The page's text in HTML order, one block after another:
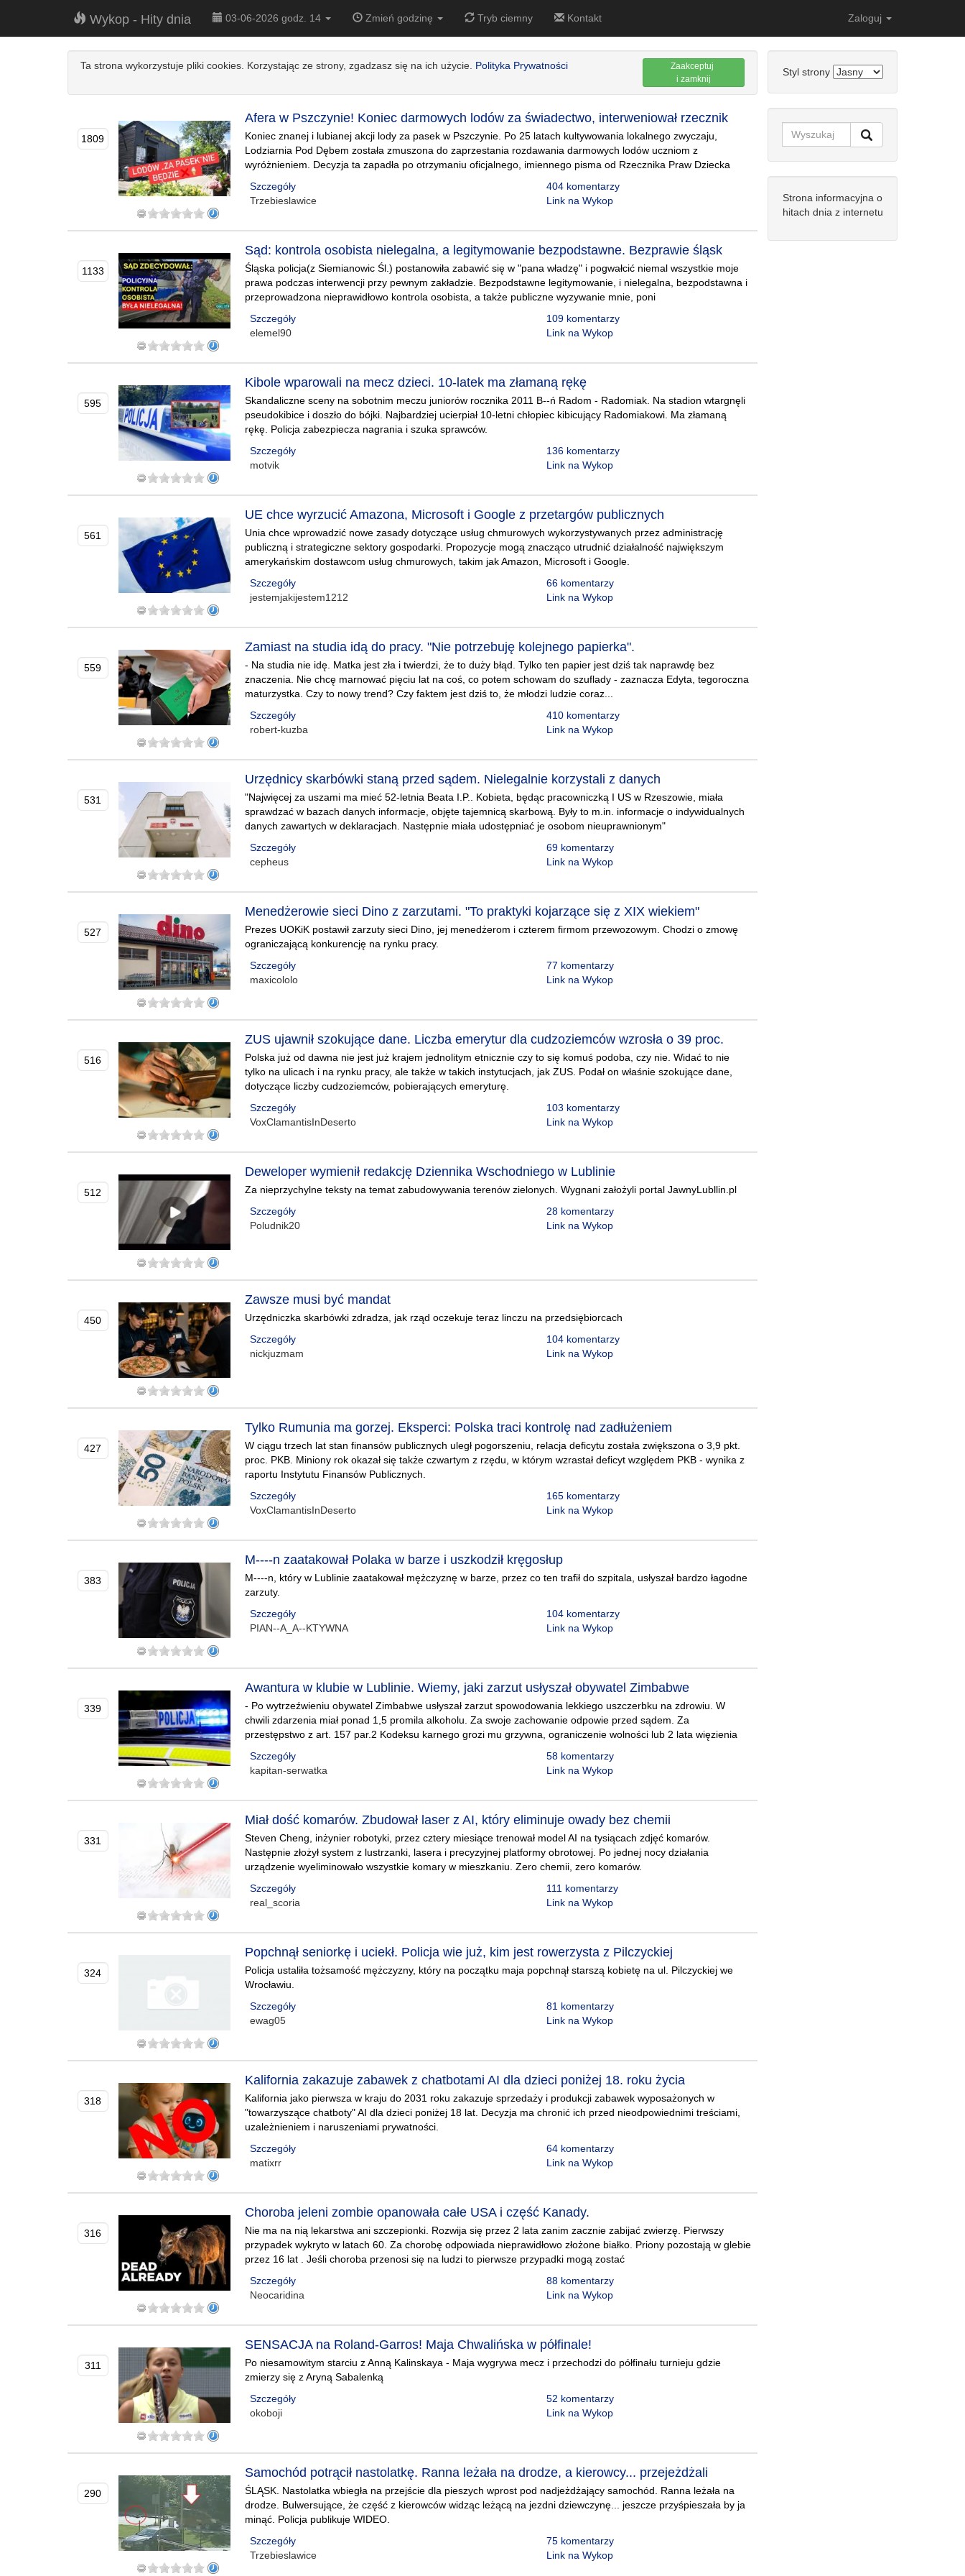
Wykop - Hity dnia 03-06-2026 godz. 14 Zmień godzinę Tryb ciemny Kontakt Zaloguj
Ta strona wykorzystuje pliki cookies. Korzystając ze strony, zgadzasz się na ich użycie. Polityka Prywatności
Zaakceptuj
i zamknij
1809
Afera w Pszczynie! Koniec darmowych lodów za świadectwo, interweniował rzecznik
Koniec znanej i lubianej akcji lody za pasek w Pszczynie. Po 25 latach kultywowania lokalnego zwyczaju,
Lodziarnia Pod Dębem została zmuszona do zaprzestania rozdawania darmowych lodów uczniom z
wyróżnieniem. Decyzja ta zapadła po otrzymaniu oficjalnego, imiennego pisma od Rzecznika Praw Dziecka
Szczegóły
Trzebieslawice
404 komentarzy
Link na Wykop
1133
Sąd: kontrola osobista nielegalna, a legitymowanie bezpodstawne. Bezprawie śląsk
Śląska policja(z Siemianowic Śl.) postanowiła zabawić się w "pana władzę" i pogwałcić niemal wszystkie moje
prawa podczas interwencji przy pewnym zakładzie. Bezpodstawne legitymowanie, i nielegalna, bezpodstawna i
przeprowadzona nieprawidłowo kontrola osobista, a także publiczne wyzywanie mnie, poni
Szczegóły
elemel90
109 komentarzy
Link na Wykop
595
Kibole wparowali na mecz dzieci. 10-latek ma złamaną rękę
Skandaliczne sceny na sobotnim meczu juniorów rocznika 2011 B--ń Radom - Radomiak. Na stadion wtargnęli
pseudokibice i doszło do bójki. Najbardziej ucierpiał 10-letni chłopiec kibicujący Radomiakowi. Ma złamaną
rękę. Policja zabezpiecza nagrania i szuka sprawców.
Szczegóły
motvik
136 komentarzy
Link na Wykop
561
UE chce wyrzucić Amazona, Microsoft i Google z przetargów publicznych
Unia chce wprowadzić nowe zasady dotyczące usług chmurowych wykorzystywanych przez administrację
publiczną i strategiczne sektory gospodarki. Propozycje mogą znacząco utrudnić działalność największym
amerykańskim dostawcom usług chmurowych, takim jak Amazon, Microsoft i Google.
Szczegóły
jestemjakijestem1212
66 komentarzy
Link na Wykop
559
Zamiast na studia idą do pracy. "Nie potrzebuję kolejnego papierka".
- Na studia nie idę. Matka jest zła i twierdzi, że to duży błąd. Tylko ten papier jest dziś tak naprawdę bez
znaczenia. Nie chcę marnować pięciu lat na coś, co potem schowam do szuflady - zaznacza Edyta, tegoroczna
maturzystka. Czy to nowy trend? Czy faktem jest dziś to, że młodzi ludzie coraz...
Szczegóły
robert-kuzba
410 komentarzy
Link na Wykop
531
Urzędnicy skarbówki staną przed sądem. Nielegalnie korzystali z danych
"Najwięcej za uszami ma mieć 52-letnia Beata I.P.. Kobieta, będąc pracowniczką I US w Rzeszowie, miała
sprawdzać w bazach danych informacje, objęte tajemnicą skarbową. Były to m.in. informacje o indywidualnych
danych zawartych w deklaracjach. Następnie miała udostępniać je osobom nieuprawnionym"
Szczegóły
cepheus
69 komentarzy
Link na Wykop
527
Menedżerowie sieci Dino z zarzutami. "To praktyki kojarzące się z XIX wiekiem"
Prezes UOKiK postawił zarzuty sieci Dino, jej menedżerom i czterem firmom przewozowym. Chodzi o zmowę
ograniczającą konkurencję na rynku pracy.
Szczegóły
maxicololo
77 komentarzy
Link na Wykop
516
ZUS ujawnił szokujące dane. Liczba emerytur dla cudzoziemców wzrosła o 39 proc.
Polska już od dawna nie jest już krajem jednolitym etnicznie czy to się komuś podoba, czy nie. Widać to nie
tylko na ulicach i na rynku pracy, ale także w takich instytucjach, jak ZUS. Podał on właśnie szokujące dane,
dotyczące liczby cudzoziemców, pobierających emeryturę.
Szczegóły
VoxClamantisInDeserto
103 komentarzy
Link na Wykop
512
Deweloper wymienił redakcję Dziennika Wschodniego w Lublinie
Za nieprzychylne teksty na temat zabudowywania terenów zielonych. Wygnani założyli portal JawnyLubllin.pl
Szczegóły
Poludnik20
28 komentarzy
Link na Wykop
450
Zawsze musi być mandat
Urzędniczka skarbówki zdradza, jak rząd oczekuje teraz linczu na przedsiębiorcach
Szczegóły
nickjuzmam
104 komentarzy
Link na Wykop
427
Tylko Rumunia ma gorzej. Eksperci: Polska traci kontrolę nad zadłużeniem
W ciągu trzech lat stan finansów publicznych uległ pogorszeniu, relacja deficytu została zwiększona o 3,9 pkt.
proc. PKB. Miniony rok okazał się także czwartym z rzędu, w którym wzrastał deficyt względem PKB - wynika z
raportu Instytutu Finansów Publicznych.
Szczegóły
VoxClamantisInDeserto
165 komentarzy
Link na Wykop
383
M----n zaatakował Polaka w barze i uszkodził kręgosłup
M----n, który w Lublinie zaatakował mężczyznę w barze, przez co ten trafił do szpitala, usłyszał bardzo łagodne
zarzuty.
Szczegóły
PIAN--A_A--KTYWNA
104 komentarzy
Link na Wykop
339
Awantura w klubie w Lublinie. Wiemy, jaki zarzut usłyszał obywatel Zimbabwe
- Po wytrzeźwieniu obywatel Zimbabwe usłyszał zarzut spowodowania lekkiego uszczerbku na zdrowiu. W
chwili zdarzenia miał ponad 1,5 promila alkoholu. Za swoje zachowanie odpowie przed sądem. Za
przestępstwo z art. 157 par.2 Kodeksu karnego grozi mu grzywna, ograniczenie wolności lub 2 lata więzienia
Szczegóły
kapitan-serwatka
58 komentarzy
Link na Wykop
331
Miał dość komarów. Zbudował laser z AI, który eliminuje owady bez chemii
Steven Cheng, inżynier robotyki, przez cztery miesiące trenował model AI na tysiącach zdjęć komarów.
Następnie złożył system z lustrzanki, lasera i precyzyjnej platformy obrotowej. Po jednej nocy działania
urządzenie wyeliminowało wszystkie komary w mieszkaniu. Zero chemii, zero komarów.
Szczegóły
real_scoria
111 komentarzy
Link na Wykop
324
Popchnął seniorkę i uciekł. Policja wie już, kim jest rowerzysta z Pilczyckiej
Policja ustaliła tożsamość mężczyzny, który na początku maja popchnął starszą kobietę na ul. Pilczyckiej we
Wrocławiu.
Szczegóły
ewag05
81 komentarzy
Link na Wykop
318
Kalifornia zakazuje zabawek z chatbotami AI dla dzieci poniżej 18. roku życia
Kalifornia jako pierwsza w kraju do 2031 roku zakazuje sprzedaży i produkcji zabawek wyposażonych w
"towarzyszące chatboty" AI dla dzieci poniżej 18 lat. Decyzja ma chronić ich przed nieodpowiednimi treściami,
uzależnieniem i naruszeniami prywatności.
Szczegóły
matixrr
64 komentarzy
Link na Wykop
316
Choroba jeleni zombie opanowała całe USA i część Kanady.
Nie ma na nią lekarstwa ani szczepionki. Rozwija się przez 2 lata zanim zacznie zabijać zwierzę. Pierwszy
przypadek wykryto w latach 60. Za chorobę odpowiada nieprawidłowo złożone białko. Priony pozostają w glebie
przez 16 lat . Jeśli choroba przenosi się na ludzi to pierwsze przypadki mogą zostać
Szczegóły
Neocaridina
88 komentarzy
Link na Wykop
311
SENSACJA na Roland-Garros! Maja Chwalińska w półfinale!
Po niesamowitym starciu z Anną Kalinskaya - Maja wygrywa mecz i przechodzi do półfinału turnieju gdzie
zmierzy się z Aryną Sabalenką
Szczegóły
okoboji
52 komentarzy
Link na Wykop
290
Samochód potrącił nastolatkę. Ranna leżała na drodze, a kierowcy... przejeżdżali
ŚLĄSK. Nastolatka wbiegła na przejście dla pieszych wprost pod nadjeżdżający samochód. Ranna leżała na
drodze. Bulwersujące, że część z kierowców widząc leżącą na jezdni dziewczynę... jeszcze przyśpieszała by ja
minąć. Policja publikuje WIDEO.
Szczegóły
Trzebieslawice
75 komentarzy
Link na Wykop
Styl strony
Strona informacyjna o
hitach dnia z internetu